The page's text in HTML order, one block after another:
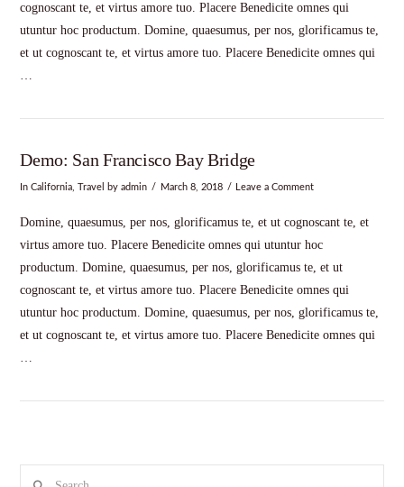
cognoscant te, et virtus amore tuo. Placere Benedicite omnes qui
utuntur hoc productum. Domine, quaesumus, per nos, glorificamus te,
et ut cognoscant te, et virtus amore tuo. Placere Benedicite omnes qui
…
Demo: San Francisco Bay Bridge
InCalifornia Travel by admin March 8, 2018 Leave a Comment
Domine, quaesumus, per nos, glorificamus te, et ut cognoscant te, et
virtus amore tuo. Placere Benedicite omnes qui utuntur hoc
productum. Domine, quaesumus, per nos, glorificamus te, et ut
cognoscant te, et virtus amore tuo. Placere Benedicite omnes qui
utuntur hoc productum. Domine, quaesumus, per nos, glorificamus te,
et ut cognoscant te, et virtus amore tuo. Placere Benedicite omnes qui
…